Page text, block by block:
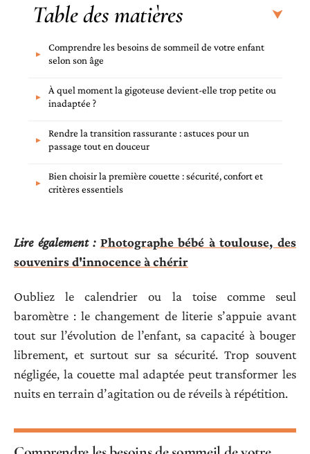
Table des matières
Comprendre les besoins de sommeil de votre enfant
selon son âge
À quel moment la gigoteuse devient-elle trop petite ou
inadaptée ?
Rendre la transition rassurante : astuces pour un
passage tout en douceur
Bien choisir la première couette : sécurité, confort et
critères essentiels
Lire également : Photographe bébé à toulouse, des
souvenirs d'innocence à chérir
Oubliez le calendrier ou la toise comme seul
baromètre : le changement de literie s’appuie avant
tout sur l’évolution de l’enfant, sa capacité à bouger
librement, et surtout sur sa sécurité. Trop souvent
négligée, la couette mal adaptée peut transformer les
nuits en terrain d’agitation ou de réveils à répétition.